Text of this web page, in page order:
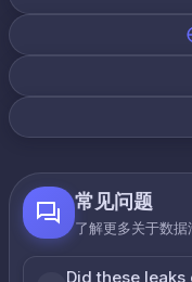
常见问题
了解更多关于数
Did these